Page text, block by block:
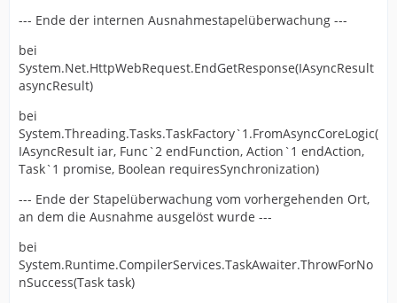
--- Ende der internen Ausnahmestapelüberwachung ---
bei
System.Net.HttpWebRequest.EndGetResponse(IAsyncResult
asyncResult)
bei
System.Threading.Tasks.TaskFactory`1.FromAsyncCoreLogic(
IAsyncResult iar, Func`2 endFunction, Action`1 endAction,
Task`1 promise, Boolean requiresSynchronization)
--- Ende der Stapelüberwachung vom vorhergehenden Ort,
an dem die Ausnahme ausgelöst wurde ---
bei
System.Runtime.CompilerServices.TaskAwaiter.ThrowForNo
nSuccess(Task task)